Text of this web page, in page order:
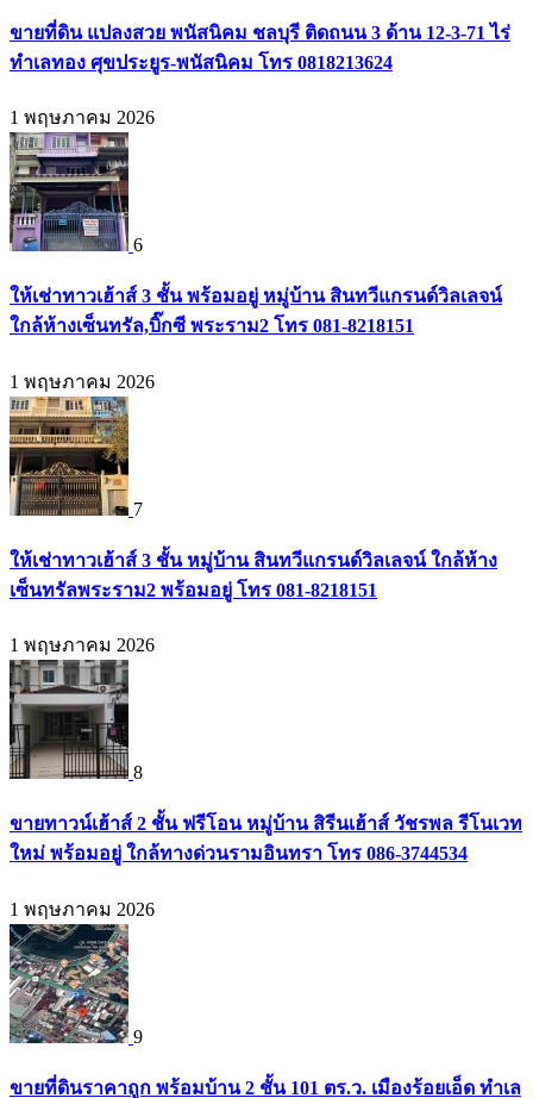
ขายที่ดิน แปลงสวย พนัสนิคม ชลบุรี ติดถนน 3 ด้าน 12-3-71 ไร่
ทำเลทอง ศุขประยูร-พนัสนิคม โทร 0818213624
1 พฤษภาคม 2026
6
ให้เช่าทาวเฮ้าส์ 3 ชั้น พร้อมอยู่ หมู่บ้าน สินทวีแกรนด์วิลเลจน์
ใกล้ห้างเซ็นทรัล,บิ๊กซี พระราม2 โทร 081-8218151
1 พฤษภาคม 2026
7
ให้เช่าทาวเฮ้าส์ 3 ชั้น หมู่บ้าน สินทวีแกรนด์วิลเลจน์ ใกล้ห้าง
เซ็นทรัลพระราม2 พร้อมอยู่ โทร 081-8218151
1 พฤษภาคม 2026
8
ขายทาวน์เฮ้าส์ 2 ชั้น ฟรีโอน หมู่บ้าน สิรีนเฮ้าส์ วัชรพล รีโนเวท
ใหม่ พร้อมอยู่ ใกล้ทางด่วนรามอินทรา โทร 086-3744534
1 พฤษภาคม 2026
9
ขายที่ดินราคาถูก พร้อมบ้าน 2 ชั้น 101 ตร.ว. เมืองร้อยเอ็ด ทำเล